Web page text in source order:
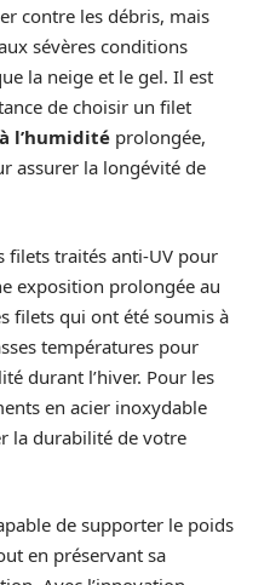
contre les débris, mais
sévères conditions
la neige et le gel. Il est
de choisir un filet
l’humidité prolongée,
assurer la longévité de
filets traités anti-UV pour
exposition prolongée au
filets qui ont été soumis à
températures pour
durant l’hiver. Pour les
en acier inoxydable
la durabilité de votre
de supporter le poids
en préservant sa